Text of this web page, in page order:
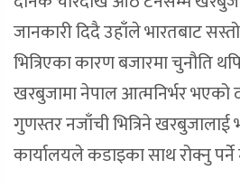
जानकारी दिदै उहाँले भारतबाट
भित्रिएका कारण बजारमा चुनौति
खरबुजामा नेपाल आत्मनिर्भर भएको
गुणस्तर नजाँची भित्रिने खरबुजालाई
कार्यालयले कडाइका साथ रोक्नु पर्ने